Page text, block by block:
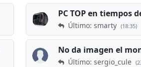
Último: smarty (18:35)
No da imagen el
Último: sergio_cule